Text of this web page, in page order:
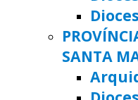
SANTA